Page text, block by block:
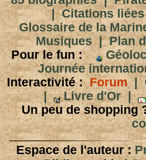
|Citations
Glossaire de la
Musiques|Plan
Pour le fun :
Journée
Interactivité : Forum|
|
Livre d'Or|
Un peu de shopping
Espace de l'auteur :